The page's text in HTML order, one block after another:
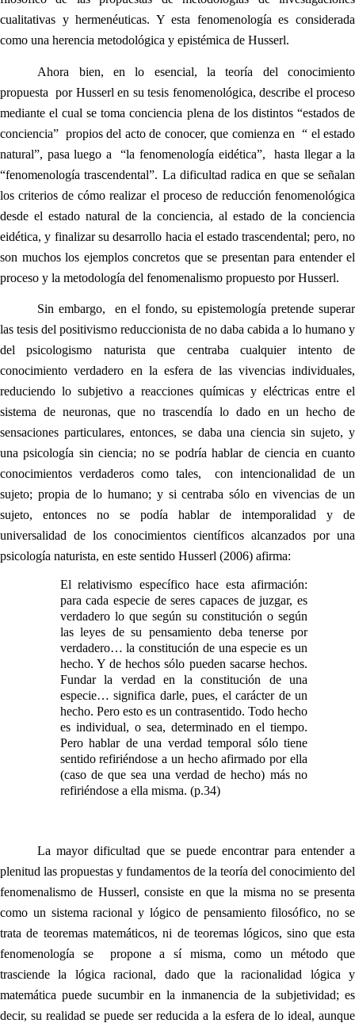
cualitativas y hermenéuticas. Y esta fenomenología es considerada
como una herencia metodológica y epistémica de Husserl.
Ahora bien, en lo esencial, la teoría del conocimiento
propuesta por Husserl en su tesis fenomenológica, describe el proceso
mediante el cual se toma conciencia plena de los distintos “estados de
conciencia” propios del acto de conocer, que comienza en “ el estado
natural”, pasa luego a “la fenomenología eidética”, hasta llegar a la
“fenomenología trascendental”. La dificultad radica en que se señalan
los criterios de cómo realizar el proceso de reducción fenomenológica
desde el estado natural de la conciencia, al estado de la conciencia
eidética, y finalizar su desarrollo hacia el estado trascendental; pero, no
son muchos los ejemplos concretos que se presentan para entender el
proceso y la metodología del fenomenalismo propuesto por Husserl.
Sin embargo, en el fondo, su epistemología pretende superar
las tesis del positivismo reduccionista de no daba cabida a lo humano y
del psicologismo naturista que centraba cualquier intento de
conocimiento verdadero en la esfera de las vivencias individuales,
reduciendo lo subjetivo a reacciones químicas y eléctricas entre el
sistema de neuronas, que no trascendía lo dado en un hecho de
sensaciones particulares, entonces, se daba una ciencia sin sujeto, y
una psicología sin ciencia; no se podría hablar de ciencia en cuanto
conocimientos verdaderos como tales, con intencionalidad de un
sujeto; propia de lo humano; y si centraba sólo en vivencias de un
sujeto, entonces no se podía hablar de intemporalidad y de
universalidad de los conocimientos científicos alcanzados por una
psicología naturista, en este sentido Husserl (2006) afirma:
El relativismo específico hace esta afirmación:
para cada especie de seres capaces de juzgar, es
verdadero lo que según su constitución o según
las leyes de su pensamiento deba tenerse por
verdadero… la constitución de una especie es un
hecho. Y de hechos sólo pueden sacarse hechos.
Fundar la verdad en la constitución de una
especie… significa darle, pues, el carácter de un
hecho. Pero esto es un contrasentido. Todo hecho
es individual, o sea, determinado en el tiempo.
Pero hablar de una verdad temporal sólo tiene
sentido refiriéndose a un hecho afirmado por ella
(caso de que sea una verdad de hecho) más no
refiriéndose a ella misma. (p.34)
La mayor dificultad que se puede encontrar para entender a
plenitud las propuestas y fundamentos de la teoría del conocimiento del
fenomenalismo de Husserl, consiste en que la misma no se presenta
como un sistema racional y lógico de pensamiento filosófico, no se
trata de teoremas matemáticos, ni de teoremas lógicos, sino que esta
fenomenología se propone a sí misma, como un método que
trasciende la lógica racional, dado que la racionalidad lógica y
matemática puede sucumbir en la inmanencia de la subjetividad; es
decir, su realidad se puede ser reducida a la esfera de lo ideal, aunque